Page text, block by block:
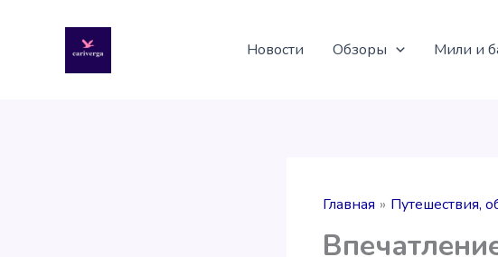
содержимому
Новости Обзоры Мили и
Главная Путешествия,